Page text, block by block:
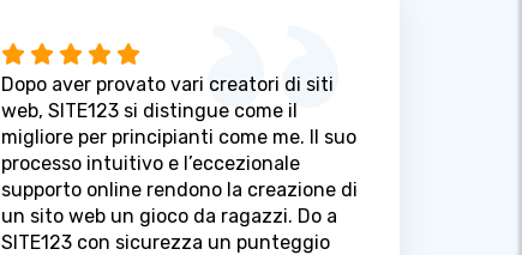
Dopo aver provato vari creatori di siti
web, SITE123 si distingue come il
migliore per principianti come me. Il suo
processo intuitivo e l’eccezionale
supporto online rendono la creazione di
un sito web un gioco da ragazzi. Do a
SITE123 con sicurezza un punteggio